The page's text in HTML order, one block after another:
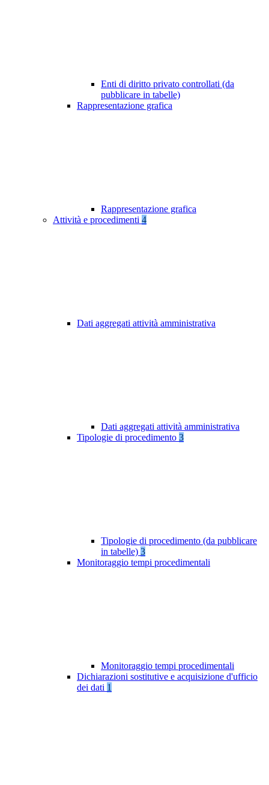
Enti di diritto privato controllati (da
pubblicare in tabelle)
Rappresentazione grafica
Rappresentazione grafica
Attività e procedimenti 4
Dati aggregati attività amministrativa
Dati aggregati attività amministrativa
Tipologie di procedimento 3
Tipologie di procedimento (da pubblicare
in tabelle) 3
Monitoraggio tempi procedimentali
Monitoraggio tempi procedimentali
Dichiarazioni sostitutive e acquisizione d'ufficio
dei dati 1